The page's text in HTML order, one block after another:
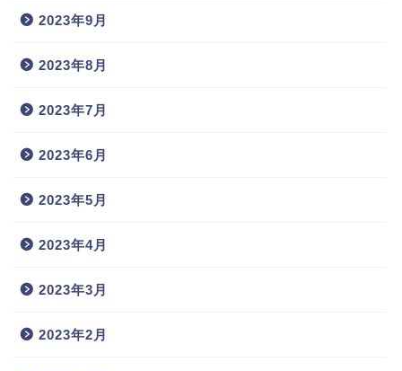
2023年9月
2023年8月
2023年7月
2023年6月
2023年5月
2023年4月
2023年3月
2023年2月